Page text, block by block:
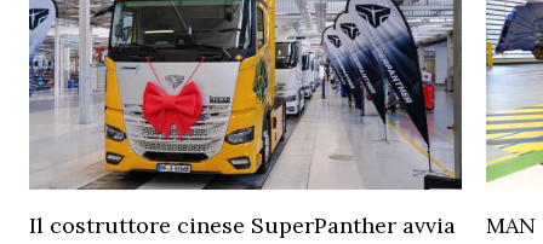
Il costruttore cinese SuperPanther avvia